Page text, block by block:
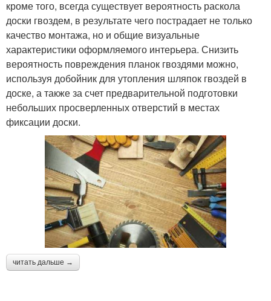
кроме того, всегда существует вероятность раскола
доски гвоздем, в результате чего пострадает не только
качество монтажа, но и общие визуальные
характеристики оформляемого интерьера. Снизить
вероятность повреждения планок гвоздями можно,
используя добойник для утопления шляпок гвоздей в
доске, а также за счет предварительной подготовки
небольших просверленных отверстий в местах
фиксации доски.
читать дальше →